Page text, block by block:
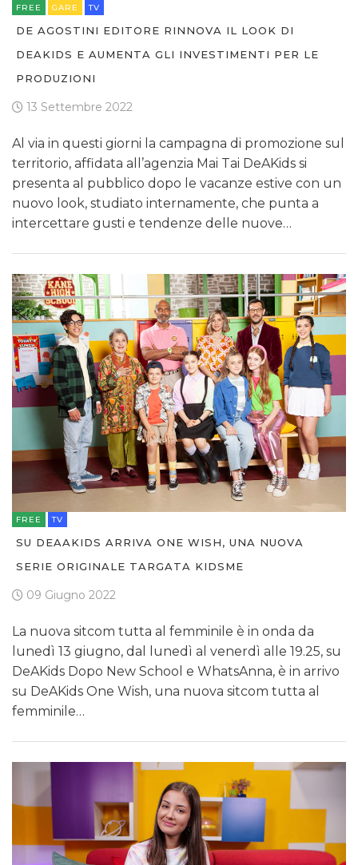
FREE GARE TV
DE AGOSTINI EDITORE RINNOVA IL LOOK DI
DEAKIDS E AUMENTA GLI INVESTIMENTI PER LE
PRODUZIONI
13 Settembre 2022
Al via in questi giorni la campagna di promozione sul
territorio, affidata all’agenzia Mai Tai DeAKids si
presenta al pubblico dopo le vacanze estive con un
nuovo look, studiato internamente, che punta a
intercettare gusti e tendenze delle nuove…
FREE TV
SU DEAAKIDS ARRIVA ONE WISH, UNA NUOVA
SERIE ORIGINALE TARGATA KIDSME
09 Giugno 2022
La nuova sitcom tutta al femminile è in onda da
lunedì 13 giugno, dal lunedì al venerdì alle 19.25, su
DeAKids Dopo New School e WhatsAnna, è in arrivo
su DeAKids One Wish, una nuova sitcom tutta al
femminile…